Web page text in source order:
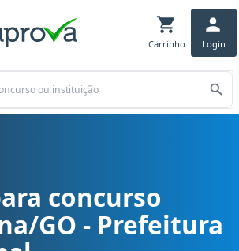
Carrinho Login
GO - Prefeitura Municipal cargo
concurso
GO - Prefeitura